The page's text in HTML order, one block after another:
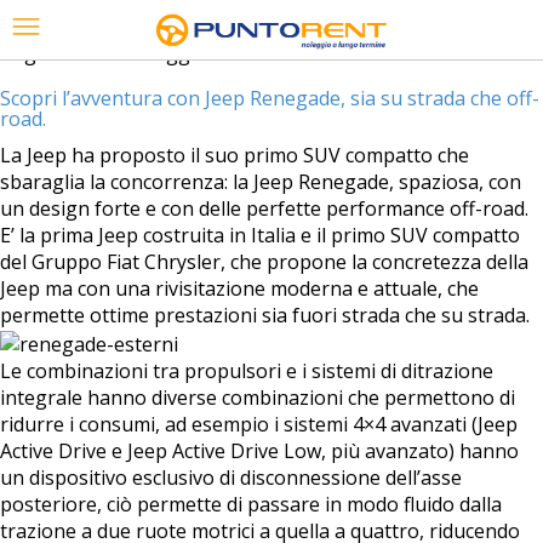
Tag Archives:noleggio fuori strada
Scopri l’avventura con Jeep Renegade, sia su strada che off-
road.
La Jeep ha proposto il suo primo SUV compatto che
sbaraglia la concorrenza: la Jeep Renegade, spaziosa, con
un design forte e con delle perfette performance off-road.
E’ la prima Jeep costruita in Italia e il primo SUV compatto
del Gruppo Fiat Chrysler, che propone la concretezza della
Jeep ma con una rivisitazione moderna e attuale, che
permette ottime prestazioni sia fuori strada che su strada.
Le combinazioni tra propulsori e i sistemi di ditrazione
integrale hanno diverse combinazioni che permettono di
ridurre i consumi, ad esempio i sistemi 4×4 avanzati (Jeep
Active Drive e Jeep Active Drive Low, più avanzato) hanno
un dispositivo esclusivo di disconnessione dell’asse
posteriore, ciò permette di passare in modo fluido dalla
trazione a due ruote motrici a quella a quattro, riducendo